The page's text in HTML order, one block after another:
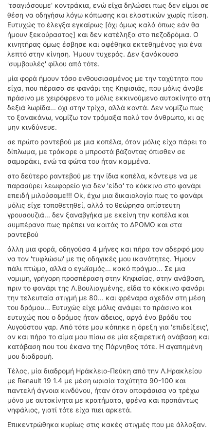
'τσαγιάσουμε' κοντράκια, ενώ είχα δηλώσει πως δεν είμαι σε
θέση να οδηγήσω λόγω κόπωσης και ελαστικών χωρίς πίεση.
Ευτυχώς το έλεγξα εγκαίρως [όχι όμως καλά όπως εάν θα
ήμουν ξεκούραστος] και δεν κατέληξα στο πεζοδρόμια. Ο
κινητήρας όμως έσβησε και αφέθηκα εκτεθημένος για ένα
λεπτό στην κίνηση. Ήμουν τυχερός. Δεν ξανάκουσα
'συμβουλές' φίλου από τότε.
μία φορά ήμουν τόσο ενθουσιασμένος με την ταχύτητα που
είχα, που πέρασα σε φανάρι της Κηφισιάς, που μόλις άναβε
πράσινο με χειρόφρενο το μόλις εκκινούμενο αυτοκίνητο στη
δεξιά λωρίδα... όχι στην τρίχα, αλλά κοντά. Δεν νομίζω πως
το ξανακάνω, νομίζω τον τρόμαξα πολύ τον άνθρωπο, κι ας
μην κινδύνευε.
σε πρώτο ραντεβού με μια κοπέλα, όταν μόλις είχα πάρει το
δίπλωμα, με τράκαρε ο μπροστά βάζοντας όπισθεν σε
σαμαράκι, ενώ τα φώτα του ήταν καμμένα.
στο δεύτερο ραντεβού με την ίδια κοπέλα, κόντεψε να με
παρασύρει λεωφορείο για δεν 'είδα' το κόκκινο στο φανάρι
επειδή μιλούσαμε!!! Ok, έχω μια δικαιολογία πως το φανάρι
μόλις είχε τοποθετηθεί, αλλά το θεώρησα απίστευτη
γρουσουζιά... δεν ξαναβγήκα με εκείνη την κοπέλα και
συμπέρανα πως πρέπει να κοιτάς το ΔΡΟΜΟ και στα
ραντεβού
άλλη μια φορά, οδηγούσα 4 μήνες και πήρα τον αδερφό μου
να τον 'τυφλώσω' με τις οδηγικές μου ικανότητες. Ήμουν
πάλι πτώμα, αλλά ο εγωϊσμός... κακό πράγμα... Σε μια
νομιμη, γρήγορη προσπέραση στην Κηφισίας, στην ανάβαση,
πριν το φανάρι της Λ.Βουλιαγμένης, είδα το κόκκινο φανάρι
την τελευταία στιγμή με 80... και φρέναρα σχεδόν στη μέση
του δρόμου... Ευτυχώς είχε μόλις ανάψει το πράσινο και
ευτυχώς που ο δρόμος ήταν άδειος, αργά ένα βράδυ του
Αυγούστου γαρ. Από τότε μου κόπηκε η όρεξη για 'επιδείξεις',
αν και πήρα το αίμα μου πίσω σε μία εξαιρετική ανάβαση και
κατάβαση που του έκανα της Πάρνηθας τότε. Η αγαπημένη
μου διαδρομή.
Τέλος, μία διαδρομή Ηράκλειο-Πεύκη από την Λ.Ηρακλείου
με Renault 19 1.4 με μέση ωριαία ταχύτητα 90-100 και
παντελή άγνοια κινδύνου, ήταν όταν αποφάσισα να τρέχω
μόνο με αυτοκίνητα με κρατήματα, φρένα και προπάντως
νηφάλιος, γιατί τότε είχα πιει αρκετά.
Επικεντρώθηκα κυρίως στις κακές στιγμές που με άλλαξαν.